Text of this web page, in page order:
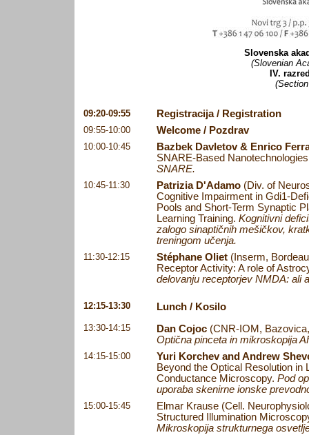
Slovenska
(Slovenian
IV.
09:20-09:55 Registracija / Registration
09:55-10:00 Welcome / Pozdrav
10:00-10:45
Bazbek Davletov & Enrico
SNARE-Based
SNARE.
10:45-11:30 Patrizia D'Adamo (Div. of
Cognitive Impairment in Gdi1-
Pools and Short-Term Synaptic
Learning Training. Kognitivni
zalogo sinaptičnih mešičkov,
treningom učenja.
11:30-12:15 Stéphane Oliet(Inserm,
Receptor Activity: A role of
delovanju receptorjev NMDA: ali
12:15-13:30 Lunch / Kosilo
13:30-14:15 Dan Cojoc(CNR-IOM,
Optična pinceta in mikroskopija
14:15-15:00
Yuri Korchev and Andrew
Beyond the Optical Resolution in
Conductance Microscopy. Pod
uporaba skenirne ionske
15:00-15:45 Elmar Krause (Cell.
Structured Illumination
Mikroskopija strukturnega